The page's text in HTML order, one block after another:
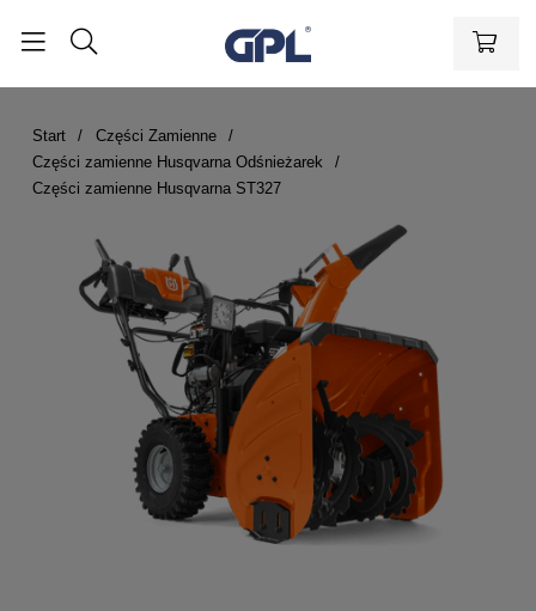
Start
Części Zamienne
Części zamienne Husqvarna Odśnieżarek
Części zamienne Husqvarna ST327